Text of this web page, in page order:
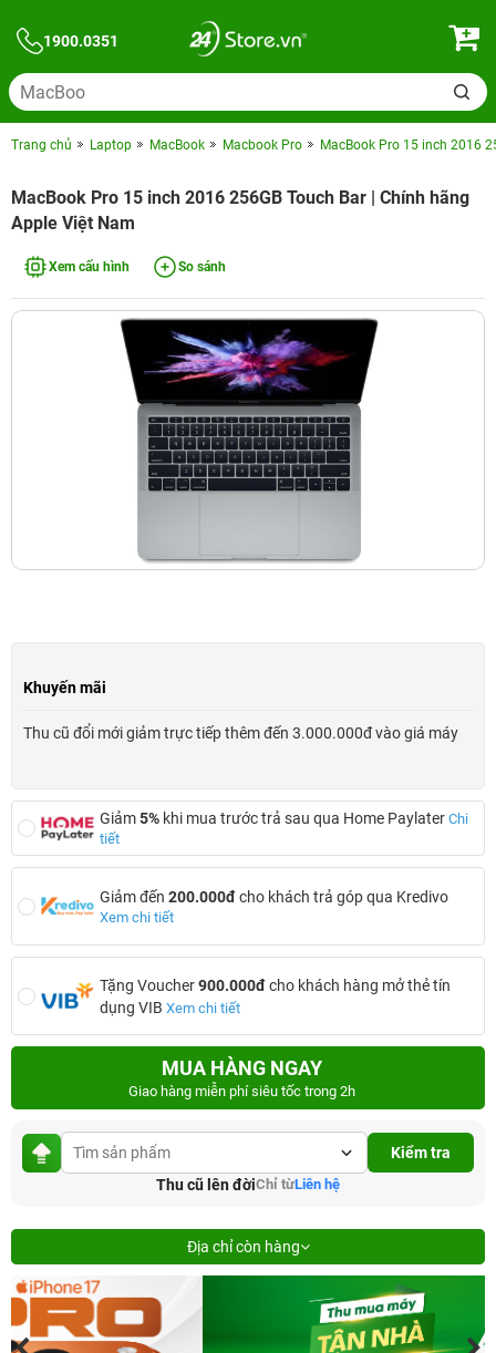
1900.0351
Trang chủ Laptop MacBook Macbook Pro MacBook Pro 15 inch 2016
MacBook Pro 15 inch 2016 256GB Touch Bar | Chính hãng
Apple Việt Nam
Xem cấu hình So sánh
Khuyến mãi
Thu cũ đổi mới giảm trực tiếp thêm đến 3.000.000đ vào giá máy
Giảm5% khi mua trước trả sau qua Home Paylater Chi
tiết
Giảm đến 200.000đcho khách trả góp qua Kredivo
Xem chi tiết
Tặng Voucher900.000đcho khách hàng mở thẻ tín
dụng VIB Xem chi tiết
MUA HÀNG NGAY
Giao hàng miễn phí siêu tốc trong 2h
Kiểm tra
Thu cũ lên đờiChỉ từLiên hệ
Địa chỉ còn hàng